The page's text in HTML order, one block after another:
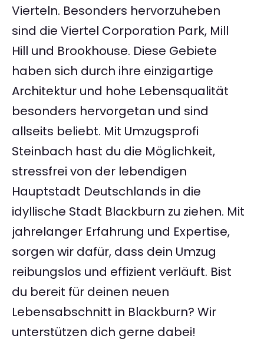
Vierteln. Besonders hervorzuheben
sind die Viertel Corporation Park, Mill
Hill und Brookhouse. Diese Gebiete
haben sich durch ihre einzigartige
Architektur und hohe Lebensqualität
besonders hervorgetan und sind
allseits beliebt. Mit Umzugsprofi
Steinbach hast du die Möglichkeit,
stressfrei von der lebendigen
Hauptstadt Deutschlands in die
idyllische Stadt Blackburn zu ziehen. Mit
jahrelanger Erfahrung und Expertise,
sorgen wir dafür, dass dein Umzug
reibungslos und effizient verläuft. Bist
du bereit für deinen neuen
Lebensabschnitt in Blackburn? Wir
unterstützen dich gerne dabei!